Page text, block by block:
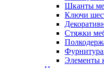
Шканты
Ключи
Стяжки
Фурнитура
Элементы